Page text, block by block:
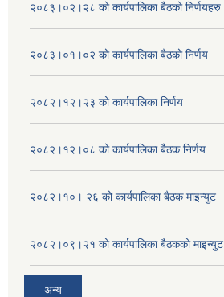
२०८३।०२।२८ को कार्यपालिका बैठको निर्णयहरु
२०८३।०१।०२ को कार्यपालिका बैठको निर्णय
२०८२।१२।२३ को कार्यपालिका निर्णय
२०८२।१२।०८ को कार्यपालिका बैठक निर्णय
२०८२।१०। २६ को कार्यपालिका बैठक माइन्युट
२०८२।०९।२१ को कार्यपालिका बैठकको माइन्युट
अन्य